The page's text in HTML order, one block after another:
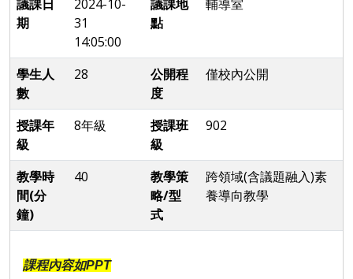
議課日
期
2024-10-
31
14:05:00
議課地
點
輔導室
學生人
數
28
公開程
度
僅校內公開
授課年
級
8年級
授課班
級
902
教學時
間(分
鐘)
40
教學策
略/型
式
跨領域(含議題融入)素
養導向教學
課程內容如PPT